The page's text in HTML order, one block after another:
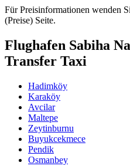
Für Preisinformationen wenden
(Preise) Seite.
Flughafen Sabiha
Transfer Taxi
Hadimköy
Karaköy
Avcilar
Maltepe
Zeytinburnu
Buyukcekmece
Pendik
Osmanbey